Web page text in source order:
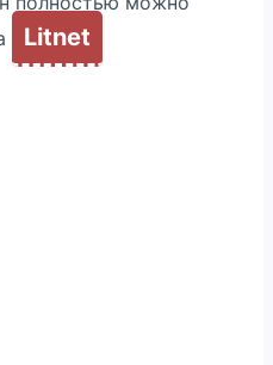
Litnet